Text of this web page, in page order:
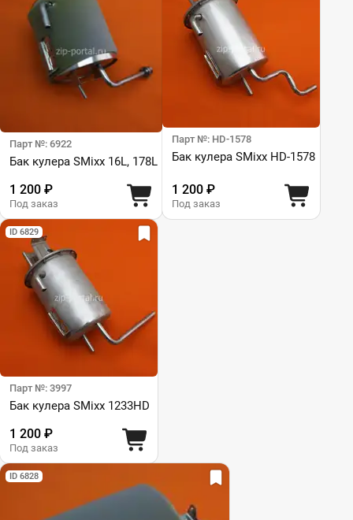
Парт №: 6922
Бак кулера SMixx 16L, 178L
1 200 ₽
Под заказ
Парт №: HD-1578
Бак кулера SMixx HD-1578
1 200 ₽
Под заказ
ID 6829
Парт №: 3997
Бак кулера SMixx 1233HD
1 200 ₽
Под заказ
ID 6828